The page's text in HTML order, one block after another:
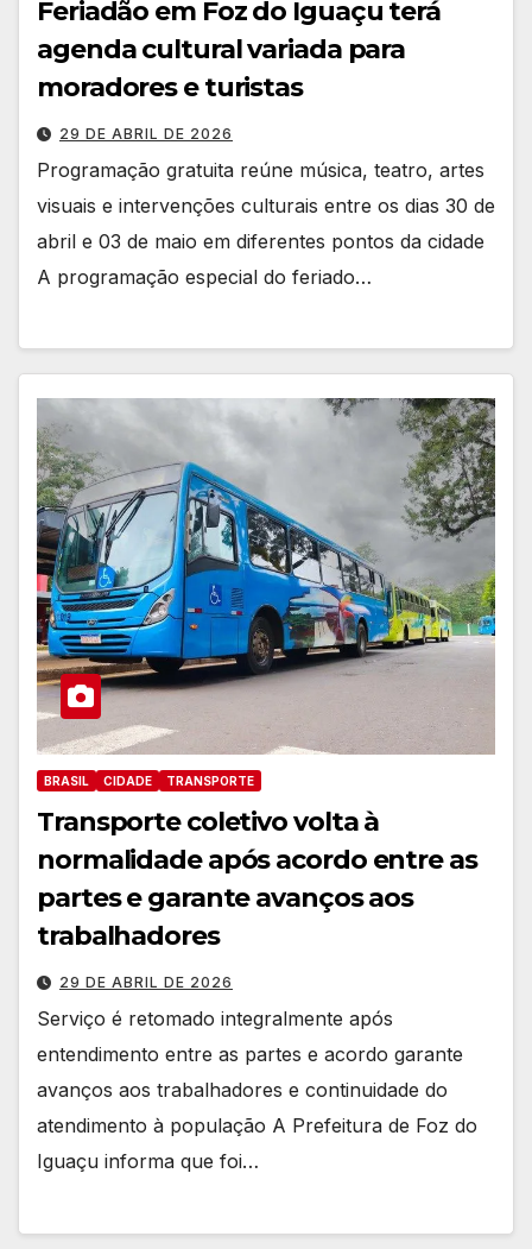
Feriadão em Foz do Iguaçu terá
agenda cultural variada para
moradores e turistas
29 DE ABRIL DE 2026
Programação gratuita reúne música, teatro, artes
visuais e intervenções culturais entre os dias 30 de
abril e 03 de maio em diferentes pontos da cidade
A programação especial do feriado…
BRASIL CIDADE TRANSPORTE
Transporte coletivo volta à
normalidade após acordo entre as
partes e garante avanços aos
trabalhadores
29 DE ABRIL DE 2026
Serviço é retomado integralmente após
entendimento entre as partes e acordo garante
avanços aos trabalhadores e continuidade do
atendimento à população A Prefeitura de Foz do
Iguaçu informa que foi…